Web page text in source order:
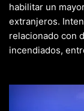
habilitar un
extranjeros.
relacionado con
incendiados,